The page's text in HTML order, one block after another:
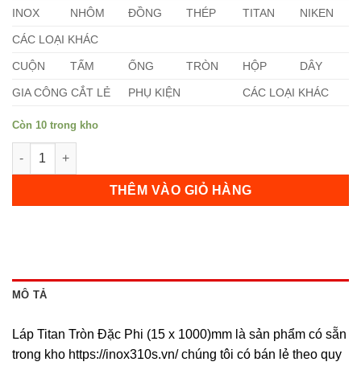
INOX NHÔM ĐỒNG THÉP TITAN NIKEN
CÁC LOẠI KHÁC
CUỘN TẤM ỐNG TRÒN HỘP DÂY
GIA CÔNG CẮT LẺ PHỤ KIỆN CÁC LOẠI KHÁC
Còn 10 trong kho
Láp Titan Tròn Đặc Phi (15 x 1000)mm số lượng
THÊM VÀO GIỎ HÀNG
MÔ TẢ
Láp Titan Tròn Đặc Phi (15 x 1000)mm là sản phẩm có sẵn
trong kho https://inox310s.vn/ chúng tôi có bán lẻ theo quy